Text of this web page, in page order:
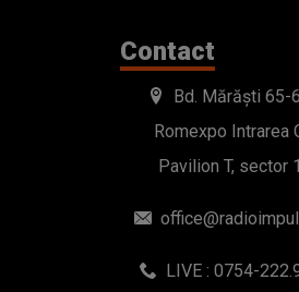
Contact
Bd. Mărăști 65-
Romexpo Intrarea
Pavilion T, sector 1
LIVE : 0754-